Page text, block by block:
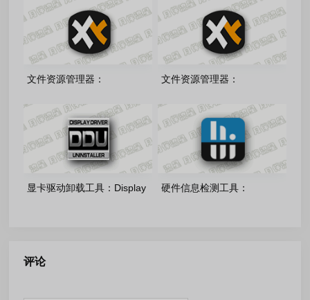
610.88 多语言精简版
文件资源管理器：
注册绿色版
文件资源管理器：
注册绿色版
显卡驱动卸载工具：Display
硬件信息检测工具：
评论